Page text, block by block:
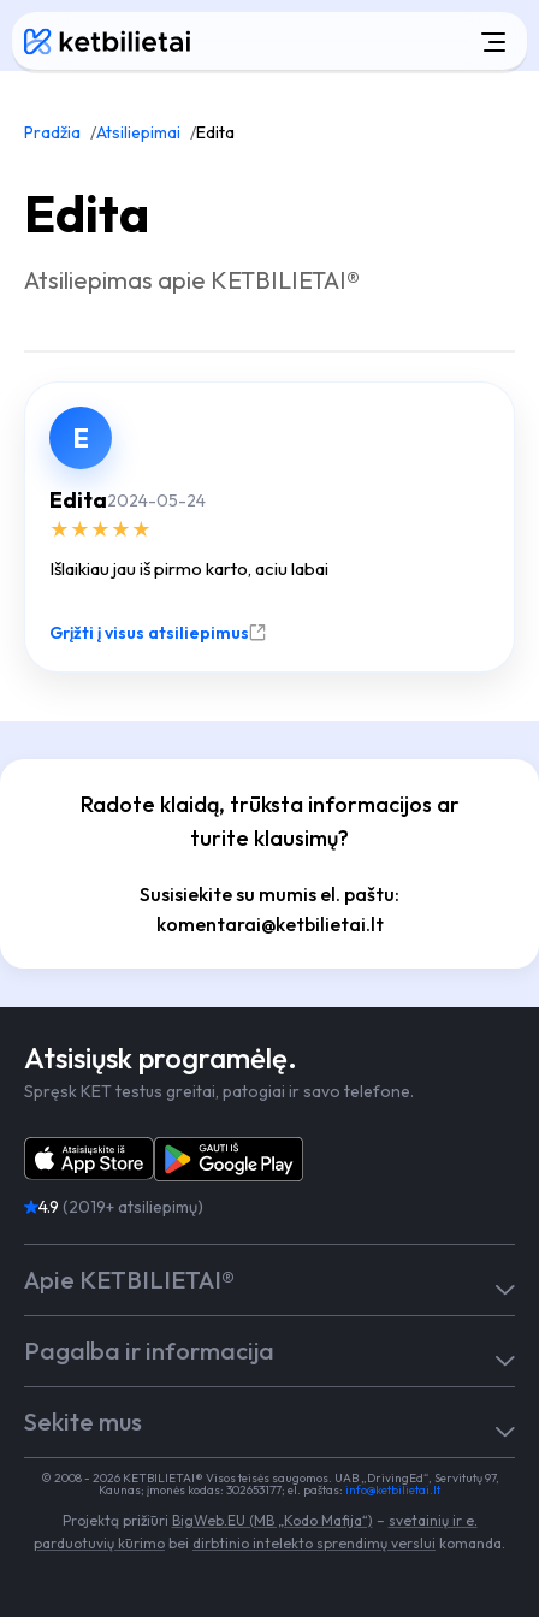
Pradžia Atsiliepimai Edita
Edita
Atsiliepimas apie KETBILIETAI®
E
Edita2024-05-24
★ ★ ★ ★ ★
Išlaikiau jau iš pirmo karto, aciu labai
Grįžti į visus atsiliepimus
Radote klaidą, trūksta informacijos ar
turite klausimų?
Susisiekite su mumis el. paštu:
komentarai@ketbilietai.lt
Atsisiųsk programėlę.
Spręsk KET testus greitai, patogiai ir savo telefone.
4.9 (2019+ atsiliepimų)
Apie KETBILIETAI®
Kaip mokytis
Testai
Test in English
Kontaktai
Vairavimo mokykloms
Apie KETBILIETAI®
Pagalba ir informacija
Dažniausiai užduodami klausimai
Egzaminai Regitroje
Medicininė pažyma
Naujienos
Sekite mus
TikTok
Facebook
Instagram
© 2008 - 2026 KETBILIETAI® Visos teisės saugomos. UAB „DrivingEd“, Servitutų 97,
Kaunas; įmonės kodas: 302653177; el. paštas: info@ketbilietai.lt
Projektą prižiūri BigWeb.EU (MB „Kodo Mafija“) – svetainių ir e.
parduotuvių kūrimo bei dirbtinio intelekto sprendimų verslui komanda.